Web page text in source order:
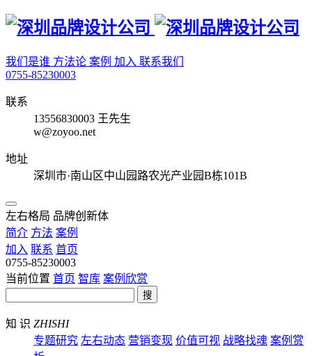
我们是谁 方法论 案例 加入 联系我们
0755-85230003
联系
13556830003 王先生
w@zoyoo.net
地址
深圳市·南山区中山园路农光产业园B栋101B
左右格局 品牌创新体
简介 方法 案例
加入 联系 首页
0755-85230003
当前位置 首页 智库 案例欣赏
搜
知 识 ZHISHI
专题研究 左右动态 营销变现 价值可视 战略找魂 案例赏